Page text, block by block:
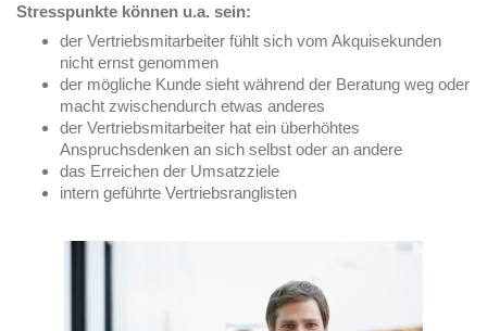
Stresspunkte können u.a. sein:
der Vertriebsmitarbeiter fühlt sich vom Akquisekunden
nicht ernst genommen
der mögliche Kunde sieht während der Beratung weg oder
macht zwischendurch etwas anderes
der Vertriebsmitarbeiter hat ein überhöhtes
Anspruchsdenken an sich selbst oder an andere
das Erreichen der Umsatzziele
intern geführte Vertriebsranglisten